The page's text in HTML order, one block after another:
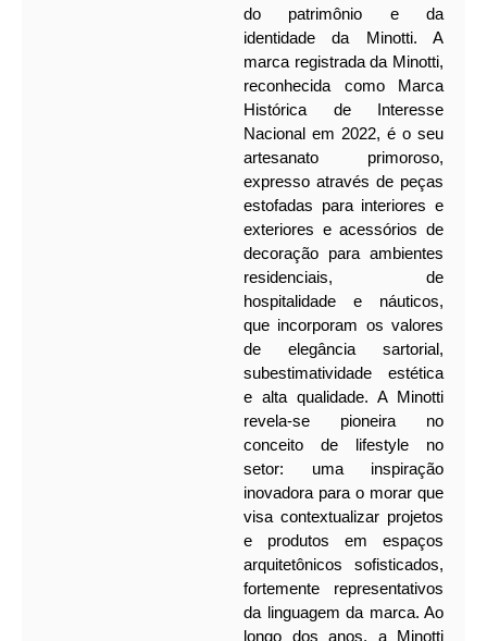
do patrimônio e da
identidade da Minotti. A
marca registrada da Minotti,
reconhecida como Marca
Histórica de Interesse
Nacional em 2022, é o seu
artesanato primoroso,
expresso através de peças
estofadas para interiores e
exteriores e acessórios de
decoração para ambientes
residenciais, de
hospitalidade e náuticos,
que incorporam os valores
de elegância sartorial,
subestimatividade estética
e alta qualidade. A Minotti
revela-se pioneira no
conceito de lifestyle no
setor: uma inspiração
inovadora para o morar que
visa contextualizar projetos
e produtos em espaços
arquitetônicos sofisticados,
fortemente representativos
da linguagem da marca. Ao
longo dos anos, a Minotti